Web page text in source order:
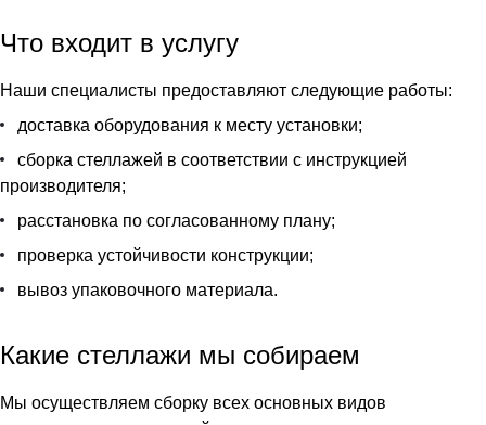
Что входит в услугу
Наши специалисты предоставляют следующие работы:
доставка оборудования к месту установки;
сборка стеллажей в соответствии с инструкцией
производителя;
расстановка по согласованному плану;
проверка устойчивости конструкции;
вывоз упаковочного материала.
Какие стеллажи мы собираем
Мы осуществляем сборку всех основных видов